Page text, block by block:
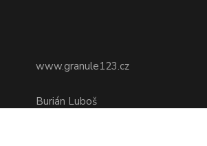
www.granule123.cz
Burián Luboš